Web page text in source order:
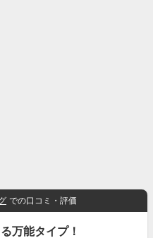
での口コミ・評価
万能タイプ！